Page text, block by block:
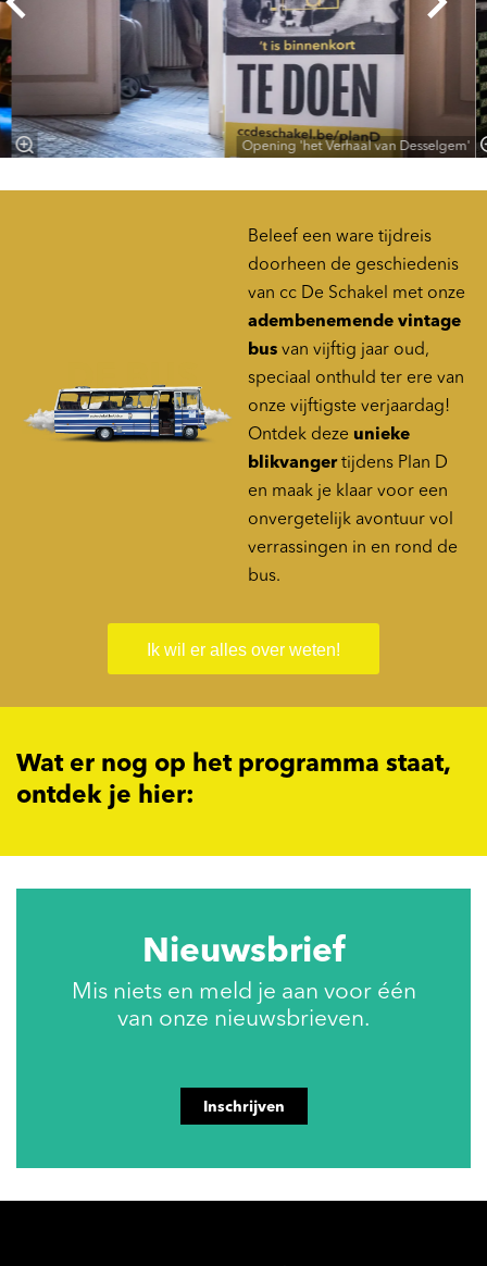
Opening 'het Verhaal van Desselgem'
Beleef een ware tijdreis
doorheen de geschiedenis
van cc De Schakel met onze
adembenemende vintage
bus van vijftig jaar oud,
speciaal onthuld ter ere van
onze vijftigste verjaardag!
Ontdek deze unieke
blikvangertijdens Plan D
en maak je klaar voor een
onvergetelijk avontuur vol
verrassingen in en rond de
bus.
Ik wil er alles over weten!
Wat er nog op het programma staat,
ontdek je hier:
Nieuwsbrief
Mis niets en meld je aan voor één
van onze nieuwsbrieven.
Inschrijven